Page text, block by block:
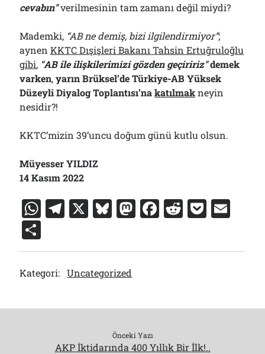
cevabın”verilmesinin tam zamanı değil miydi?
Mademki, “AB ne demiş, bizi ilgilendirmiyor”;
aynenKKTC Dışişleri Bakanı Tahsin Ertuğruloğlu
gibi, “AB ile ilişkilerimizi gözden geçiririz”demek
varken,yarın Brüksel’de Türkiye-AB Yüksek
Düzeyli Diyalog Toplantısı’nakatılmakneyin
nesidir?!
KKTC’mizin 39’uncu doğum günü kutlu olsun.
Müyesser YILDIZ
14 Kasım 2022
W
at
s
A
p
T
e
gr
a
m
X Bl
e
s
k
y
M
st
o
F
c
o
k
R
d
P
c ai
h
ar
e
Kategori: Uncategorized
Önceki Yazı
AKP İktidarında 400 Yıllık Bir İlk!..